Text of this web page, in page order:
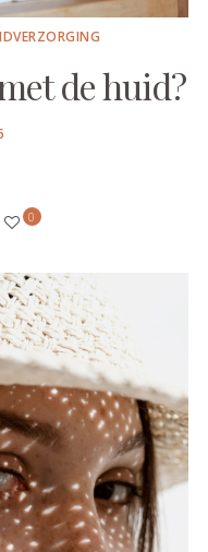
de huid?
0